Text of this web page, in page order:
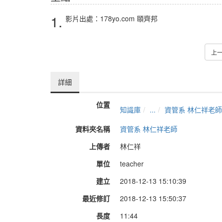
1. 影片出處：178yo.com 頤齊邦
上
詳細
位置 知識庫 ...
資管系 林仁祥老師
資料夾名稱
資管系 林仁祥老師
上傳者
林仁祥
單位
teacher
建立
2018-12-13 15:10:39
最近修訂
2018-12-13 15:50:37
長度
11:44